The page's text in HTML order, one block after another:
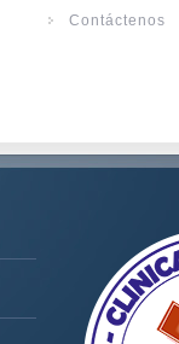
Contáctenos